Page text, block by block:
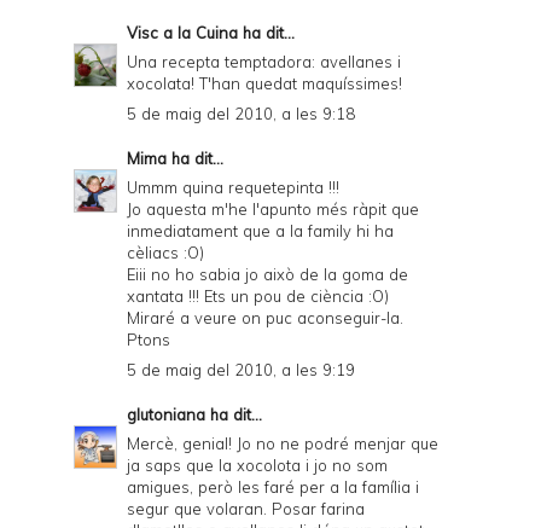
Visc a la Cuina ha dit...
Una recepta temptadora: avellanes i
xocolata! T'han quedat maquíssimes!
5 de maig del 2010, a les 9:18
Mima ha dit...
Ummm quina requetepinta !!!
Jo aquesta m'he l'apunto més ràpit que
inmediatament que a la family hi ha
cèliacs :O)
Eiii no ho sabia jo això de la goma de
xantata !!! Ets un pou de ciència :O)
Miraré a veure on puc aconseguir-la.
Ptons
5 de maig del 2010, a les 9:19
glutoniana ha dit...
Mercè, genial! Jo no ne podré menjar que
ja saps que la xocolota i jo no som
amigues, però les faré per a la família i
segur que volaran. Posar farina